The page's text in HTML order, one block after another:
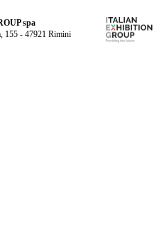
spa
155 - 47921 Rimini